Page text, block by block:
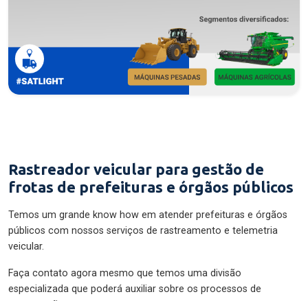
Rastreador veicular para gestão de
frotas de prefeituras e órgãos públicos
Temos um grande know how em atender prefeituras e órgãos
públicos com nossos serviços de rastreamento e telemetria
veicular.
Faça contato agora mesmo que temos uma divisão
especializada que poderá auxiliar sobre os processos de